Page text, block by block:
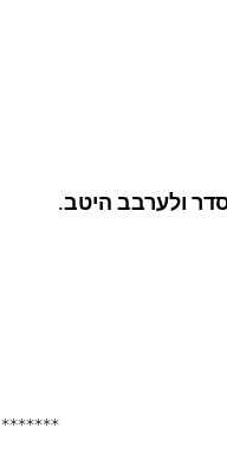
ולערבב היטב.
*******